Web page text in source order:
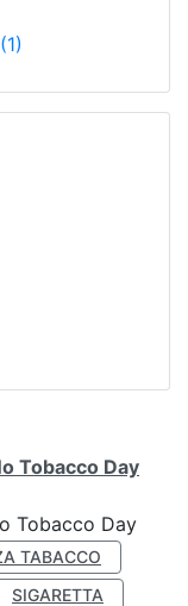
(1)
Tobacco Day
Tobacco Day
TABACCO
SIGARETTA